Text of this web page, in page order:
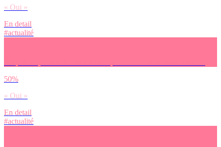
« Oui »
En detail
#actualité
50%
« Oui »
En detail
#actualité